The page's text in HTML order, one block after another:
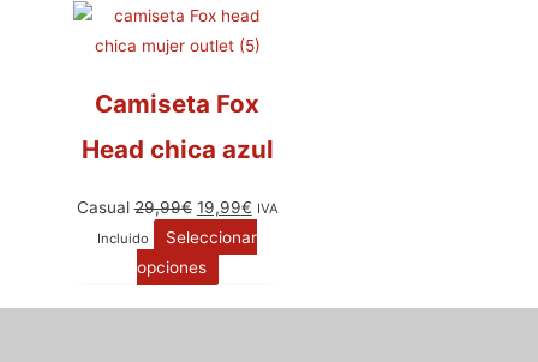
Camiseta Fox
Head chica azul
Casual29,99€ 19,99€ IVA
Incluido
Seleccionar
opciones